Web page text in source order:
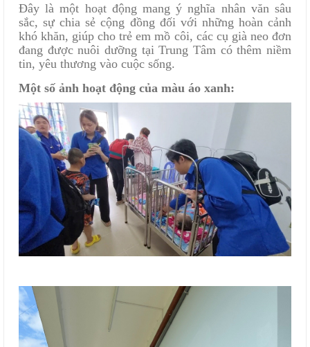
Đây là một hoạt động mang ý nghĩa nhân văn sâu
sắc, sự chia sẻ cộng đồng đối với những hoàn cảnh
khó khăn, giúp cho trẻ em mồ côi, các cụ già neo đơn
đang được nuôi dưỡng tại Trung Tâm có thêm niềm
tin, yêu thương vào cuộc sống.
Một số ảnh hoạt động của màu áo xanh: